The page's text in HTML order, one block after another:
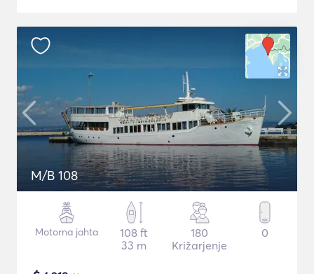
M/B 108
Motorna jahta
108 ft
33 m
180
Križarjenje
0